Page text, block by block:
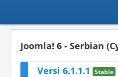
Joomla! 6 - Serbian
Versi 6.1.1.1 Stable